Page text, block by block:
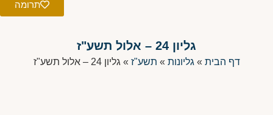
תרומה
גליון 24 – אלול תשע"ז
דף הבית » גליונות » תשע"ז » גליון 24 – אלול תשע"ז